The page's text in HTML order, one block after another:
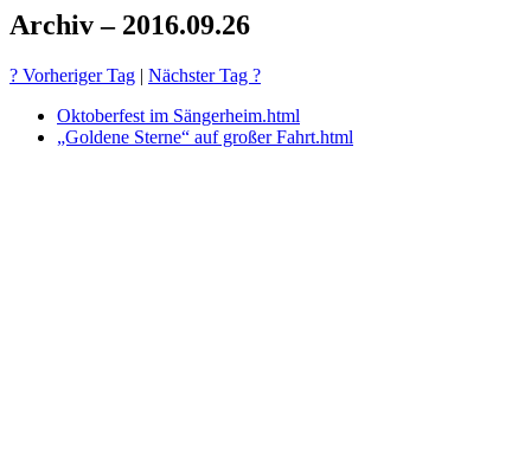
Archiv – 2016.09.26
? Vorheriger Tag | Nächster Tag ?
Oktoberfest im Sängerheim.html
„Goldene Sterne“ auf großer Fahrt.html